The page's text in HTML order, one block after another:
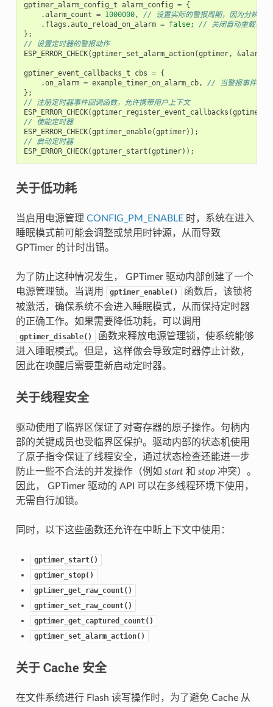
gptimer_alarm_config_t alarm_config = {
.alarm_count = 1000000,
// 设置实际的警报周期，因为分辨率
. flags .auto_reload_on_alarm = false;
// 关闭自动重载功能
};
// 设置定时器的警报动作
ESP_ERROR_CHECK(gptimer_set_alarm_action(gptimer, &
gptimer_event_callbacks_t cbs = {
.on_alarm = example_timer_on_alarm_cb,
// 当警报事件发生
};
// 注册定时器事件回调函数，允许携带用户上下文
ESP_ERROR_CHECK(gptimer_register_event_callbacks (gptimer
// 使能定时器
ESP_ERROR_CHECK(gptimer_enable(gptimer));
// 启动定时器
ESP_ERROR_CHECK(gptimer_start (gptimer));
关于低功耗
当启用电源管理 CONFIG_PM_ENABLE时，系统在进入
睡眠模式前可能会调整或禁用时钟源，从而导致
GPTimer 的计时出错。
为了防止这种情况发生， GPTimer 驱动内部创建了一个
电源管理锁。当调用
gptimer_enable()
函数后，该锁将
被激活，确保系统不会进入睡眠模式，从而保持定时器
的正确工作。如果需要降低功耗，可以调用
gptimer_disable()
函数来释放电源管理锁，使系统能够
进入睡眠模式。但是，这样做会导致定时器停止计数，
因此在唤醒后需要重新启动定时器。
关于线程安全
驱动使用了临界区保证了对寄存器的原子操作。句柄内
部的关键成员也受临界区保护。驱动内部的状态机使用
了原子指令保证了线程安全，通过状态检查还能进一步
防止一些不合法的并发操作（例如 start和 stop冲突）。
因此， GPTimer 驱动的 API 可以在多线程环境下使用，
无需自行加锁。
同时，以下这些函数还允许在中断上下文中使用：
gptimer_start()
gptimer_stop()
gptimer_get_raw_count()
gptimer_set_raw_count()
gptimer_get_captured_count()
gptimer_set_alarm_action()
关于 Cache 安全
在文件系统进行 Flash 读写操作时，为了避免 Cache 从